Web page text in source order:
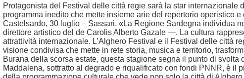
Protagonista del Festival delle città regie sarà la star
programma inedito che mette insieme arie del repertorio operistico
Castelsardo, 30 luglio – Sassari. «La Regione Sardegna individua
direttore artistico del de Carolis Alberto Gazale —. La cultura
attrattività internazionale. L’Alghero Festival e il Festival delle città
visione condivisa che mette in rete storia, musica e territorio,
Burana della scorsa estate, questa stagione segna il punto di
Maddalena, sottratto al degrado e riqualificato con fondi PNNR, è il